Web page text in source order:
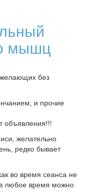
мышц
без
и прочие
объявления!!!
желательно
редко бывает
во время сеанса не
любое время можно